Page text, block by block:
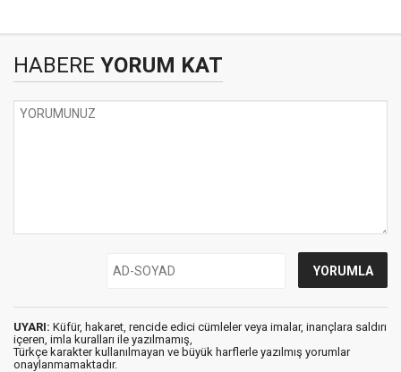
HABERE YORUM KAT
UYARI: Küfür, hakaret, rencide edici cümleler veya imalar, inançlara saldırı
içeren, imla kuralları ile yazılmamış,
Türkçe karakter kullanılmayan ve büyük harflerle yazılmış yorumlar
onaylanmamaktadır.